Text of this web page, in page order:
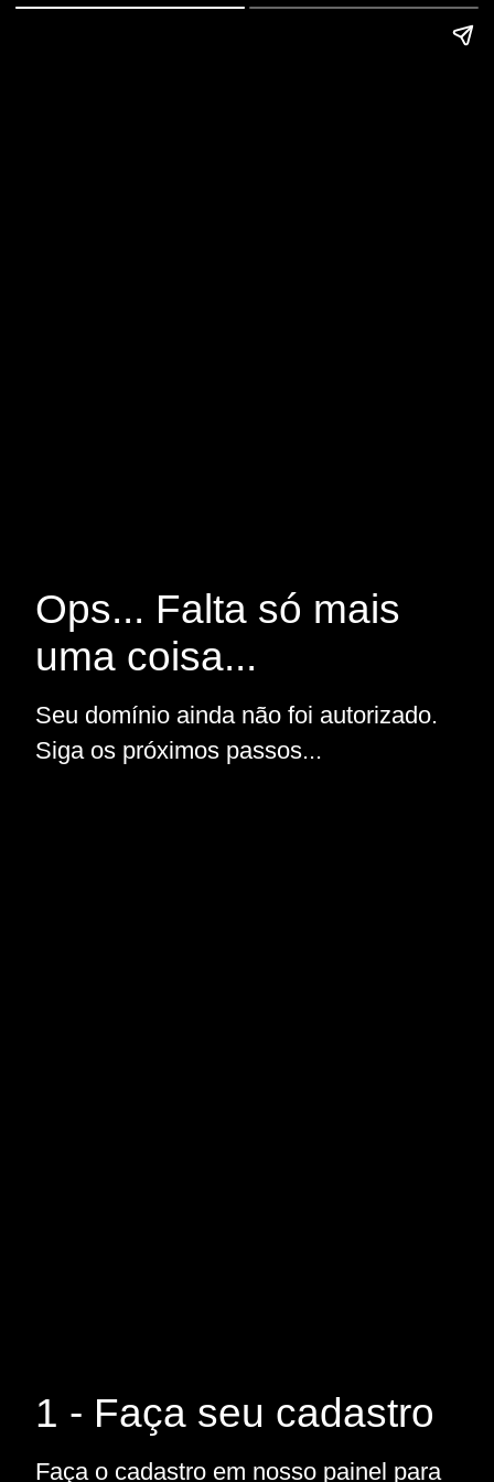
Ops... Falta só mais
uma coisa...
Seu domínio ainda não foi autorizado.
Siga os próximos passos...
1 - Faça seu cadastro
Faça o cadastro em nosso painel para